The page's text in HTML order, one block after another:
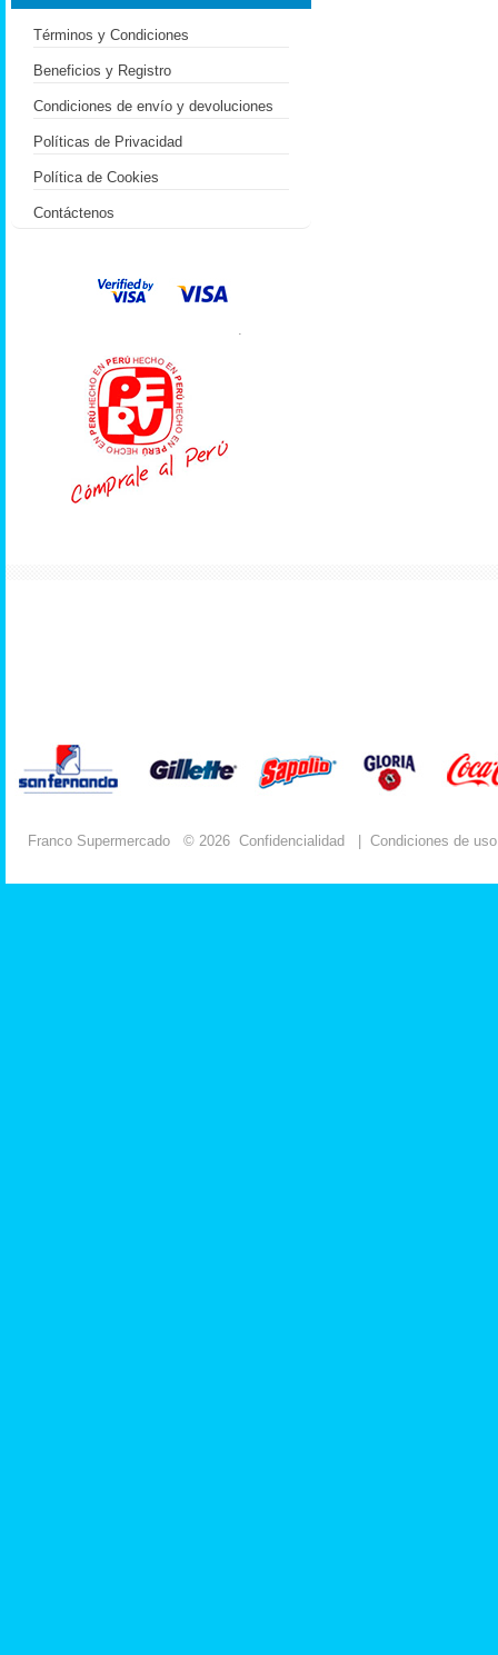
Términos y Condiciones
Beneficios y Registro
Condiciones de envío y devoluciones
Políticas de Privacidad
Política de Cookies
Contáctenos
.
Franco Supermercado © 2026 Confidencialidad Condiciones de uso